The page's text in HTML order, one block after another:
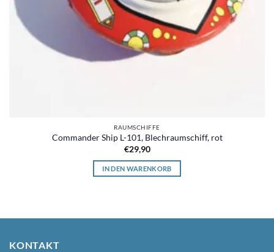
RAUMSCHIFFE
Commander Ship L-101, Blechraumschiff, rot
€29,90
IN DEN WARENKORB
KONTAKT